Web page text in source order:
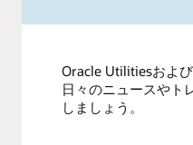
Oracle Utilitiesおよ
日々のニュースやト
しましょう。